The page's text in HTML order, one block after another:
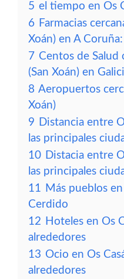
5 el tiempo en Os
6 Farmacias
Xoán) en A Coruña:
7 Centos de Salud
(San Xoán) en
8 Aeropuertos
Xoán)
9 Distancia entre
las principales
10 Distacia entre
las principales
11 Más pueblos
Cerdido
12 Hoteles en Os
alrededores
13 Ocio en Os
alrededores